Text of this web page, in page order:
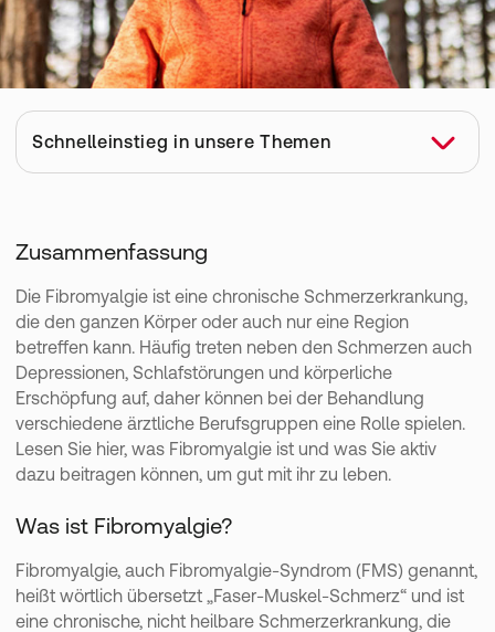
Schnelleinstieg in unsere Themen
Was sind die typischen Symptome der Fibromyalgie?
Wie behandelt der Arzt die Fibromyalgie?
Was können Sie selbst bei Fibromyalgie tun?
Zusammenfassung
Die Fibromyalgie ist eine chronische Schmerzerkrankung,
die den ganzen Körper oder auch nur eine Region
betreffen kann. Häufig treten neben den Schmerzen auch
Depressionen, Schlafstörungen und körperliche
Erschöpfung auf, daher können bei der Behandlung
verschiedene ärztliche Berufsgruppen eine Rolle spielen.
Lesen Sie hier, was Fibromyalgie ist und was Sie aktiv
dazu beitragen können, um gut mit ihr zu leben.
Was ist Fibromyalgie?
Fibromyalgie, auch Fibromyalgie-Syndrom (FMS) genannt,
heißt wörtlich übersetzt „Faser-Muskel-Schmerz“ und ist
eine chronische, nicht heilbare Schmerzerkrankung, die